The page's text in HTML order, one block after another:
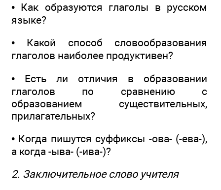
• Как образуются глаголы в русском
языке?
• Какой способ словообразования
глаголов наиболее продуктивен?
• Есть ли отличия в образовании
глаголов по сравнению с
образованием существительных,
прилагательных?
• Когда пишутся суффиксы -ова- (-ева-),
а когда -ыва- (-ива-)?
2. Заключительное слово учителя